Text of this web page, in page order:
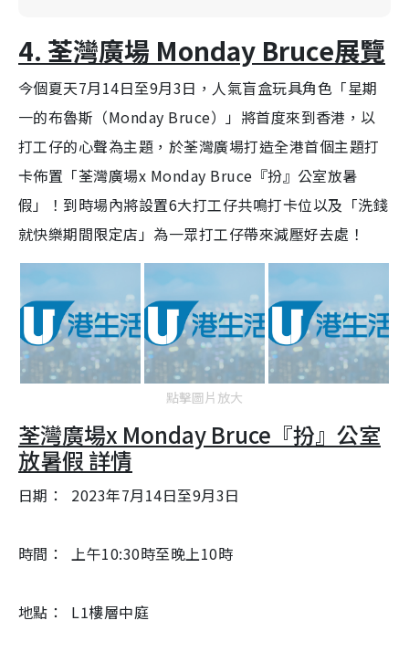
4. 荃灣廣場 Monday Bruce展覽
今個夏天7月14日至9月3日，人氣盲盒玩具角色「星期
一的布魯斯（Monday Bruce）」將首度來到香港，以
打工仔的心聲為主題，於荃灣廣場打造全港首個主題打
卡佈置「荃灣廣場x Monday Bruce『扮』公室放暑
假」！到時場內將設置6大打工仔共鳴打卡位以及「洗錢
就快樂期間限定店」為一眾打工仔帶來減壓好去處！
點擊圖片放大
荃灣廣場x Monday Bruce『扮』公室
放暑假 詳情
日期： 2023年7月14日至9月3日
時間： 上午10:30時至晚上10時
地點： L1樓層中庭